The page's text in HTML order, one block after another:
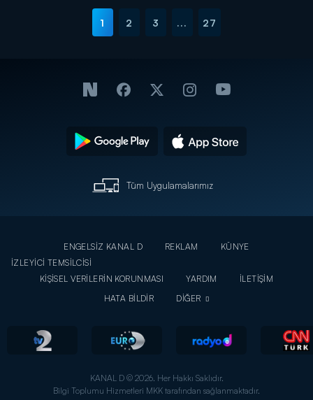
1 2 3 ... 27
Tüm Uygulamalarımız
ENGELSİZ KANAL D REKLAM
KÜNYE
İZLEYİCİ TEMSİLCİSİ
KİŞİSEL VERİLERİN KORUNMASI
YARDIM
İLETİŞİM
HATA BİLDİR
DİĞER
KANAL D © 2026. Her Hakkı Saklıdır.
Bilgi Toplumu Hizmetleri MKK tarafından sağlanmaktadır.